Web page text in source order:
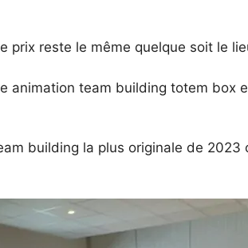
prix reste le même quelque soit le
animation team building totem box
building la plus originale de